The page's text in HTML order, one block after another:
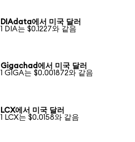
DIAdata에서 미국 달러
1 DIA는 $0.1227와 같음
Gigachad에서 미국 달러
1 GIGA는 $0.001872와 같음
LCX에서 미국 달러
1 LCX는 $0.0158와 같음